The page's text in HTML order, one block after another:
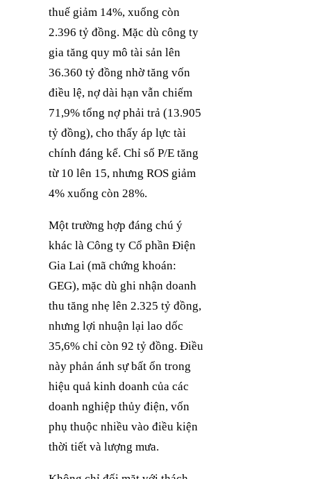
thuế giảm 14%, xuống còn
2.396 tỷ đồng. Mặc dù công ty
gia tăng quy mô tài sản lên
36.360 tỷ đồng nhờ tăng vốn
điều lệ, nợ dài hạn vẫn chiếm
71,9% tổng nợ phải trả (13.905
tỷ đồng), cho thấy áp lực tài
chính đáng kể. Chỉ số P/E tăng
từ 10 lên 15, nhưng ROS giảm
4% xuống còn 28%.
Một trường hợp đáng chú ý
khác là Công ty Cổ phần Điện
Gia Lai (mã chứng khoán:
GEG), mặc dù ghi nhận doanh
thu tăng nhẹ lên 2.325 tỷ đồng,
nhưng lợi nhuận lại lao dốc
35,6% chỉ còn 92 tỷ đồng. Điều
này phản ánh sự bất ổn trong
hiệu quả kinh doanh của các
doanh nghiệp thủy điện, vốn
phụ thuộc nhiều vào điều kiện
thời tiết và lượng mưa.